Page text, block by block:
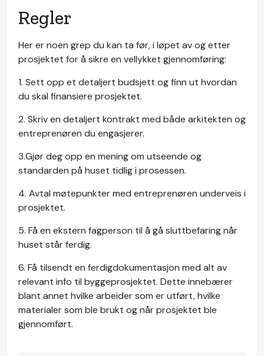
Regler
Her er noen grep du kan ta før, i løpet av og etter
prosjektet for å sikre en vellykket gjennomføring:
1. Sett opp et detaljert budsjett og finn ut hvordan
du skal finansiere prosjektet.
2. Skriv en detaljert kontrakt med både arkitekten og
entreprenøren du engasjerer.
3.Gjør deg opp en mening om utseende og
standarden på huset tidlig i prosessen.
4. Avtal møtepunkter med entreprenøren underveis i
prosjektet.
5. Få en ekstern fagperson til å gå sluttbefaring når
huset står ferdig.
6. Få tilsendt en ferdigdokumentasjon med alt av
relevant info til byggeprosjektet. Dette innebærer
blant annet hvilke arbeider som er utført, hvilke
materialer som ble brukt og når prosjektet ble
gjennomført.